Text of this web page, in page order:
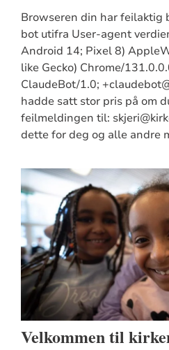
Browseren din har feilaktig
bot utifra User-agent
Android 14; Pixel 8)
like Gecko) Chrome/
ClaudeBot/1.0;
hadde satt stor pris på om
feilmeldingen til:
dette for deg og alle andre
Velkommen til